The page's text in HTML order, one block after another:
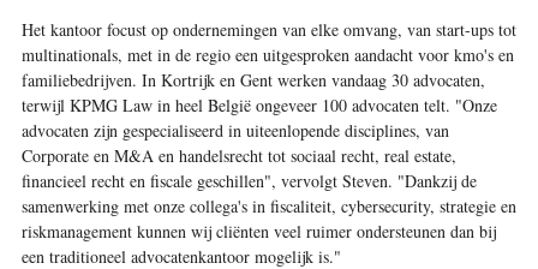
Het kantoor focust op ondernemingen van elke omvang, van start-ups tot
multinationals, met in de regio een uitgesproken aandacht voor kmo's en
familiebedrijven. In Kortrijk en Gent werken vandaag 30 advocaten,
terwijl KPMG Law in heel België ongeveer 100 advocaten telt. "Onze
advocaten zijn gespecialiseerd in uiteenlopende disciplines, van
Corporate en M&A en handelsrecht tot sociaal recht, real estate,
financieel recht en fiscale geschillen", vervolgt Steven. "Dankzij de
samenwerking met onze collega's in fiscaliteit, cybersecurity, strategie en
riskmanagement kunnen wij cliënten veel ruimer ondersteunen dan bij
een traditioneel advocatenkantoor mogelijk is."